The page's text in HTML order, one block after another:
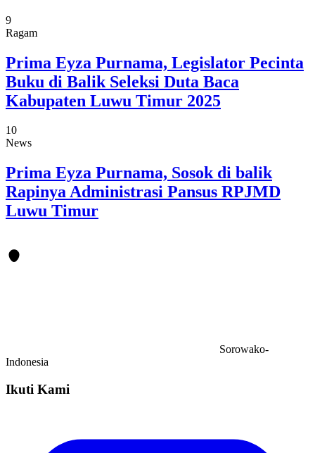
9
Ragam
Prima Eyza Purnama, Legislator Pecinta
Buku di Balik Seleksi Duta Baca
Kabupaten Luwu Timur 2025
10
News
Prima Eyza Purnama, Sosok di balik
Rapinya Administrasi Pansus RPJMD
Luwu Timur
Sorowako-
Indonesia
Ikuti Kami